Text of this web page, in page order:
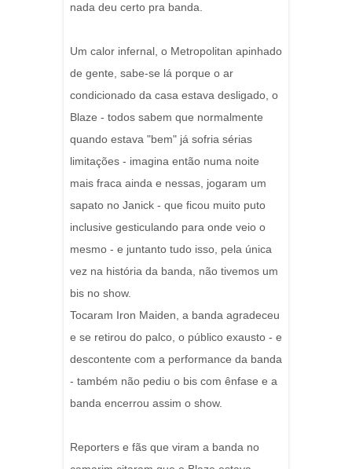
nada deu certo pra banda.
Um calor infernal, o Metropolitan apinhado
de gente, sabe-se lá porque o ar
condicionado da casa estava desligado, o
Blaze - todos sabem que normalmente
quando estava "bem" já sofria sérias
limitações - imagina então numa noite
mais fraca ainda e nessas, jogaram um
sapato no Janick - que ficou muito puto
inclusive gesticulando para onde veio o
mesmo - e juntanto tudo isso, pela única
vez na história da banda, não tivemos um
bis no show.
Tocaram Iron Maiden, a banda agradeceu
e se retirou do palco, o público exausto - e
descontente com a performance da banda
- também não pediu o bis com ênfase e a
banda encerrou assim o show.
Reporters e fãs que viram a banda no